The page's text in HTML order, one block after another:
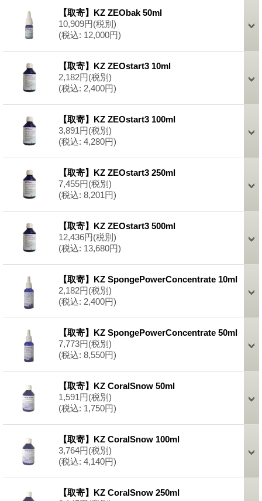
【取寄】KZ ZEObak 50ml
10,909円(税別)
(税込: 12,000円)
【取寄】KZ ZEOstart3 10ml
2,182円(税別)
(税込: 2,400円)
【取寄】KZ ZEOstart3 100ml
3,891円(税別)
(税込: 4,280円)
【取寄】KZ ZEOstart3 250ml
7,455円(税別)
(税込: 8,201円)
【取寄】KZ ZEOstart3 500ml
12,436円(税別)
(税込: 13,680円)
【取寄】KZ SpongePowerConcentrate 10ml
2,182円(税別)
(税込: 2,400円)
【取寄】KZ SpongePowerConcentrate 50ml
7,773円(税別)
(税込: 8,550円)
【取寄】KZ CoralSnow 50ml
1,591円(税別)
(税込: 1,750円)
【取寄】KZ CoralSnow 100ml
3,764円(税別)
(税込: 4,140円)
【取寄】KZ CoralSnow 250ml